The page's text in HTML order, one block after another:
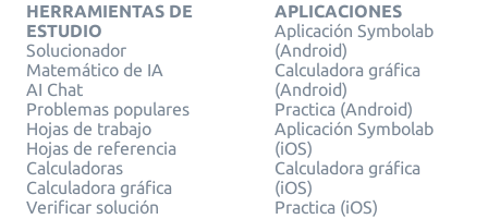
HERRAMIENTAS DE
ESTUDIO
Solucionador
Matemático de IA
AI Chat
Problemas populares
Hojas de trabajo
Hojas de referencia
Calculadoras
Calculadora gráfica
Verificar solución
APLICACIONES
Aplicación Symbolab
(Android)
Calculadora gráfica
(Android)
Practica (Android)
Aplicación Symbolab
(iOS)
Calculadora gráfica
(iOS)
Practica (iOS)